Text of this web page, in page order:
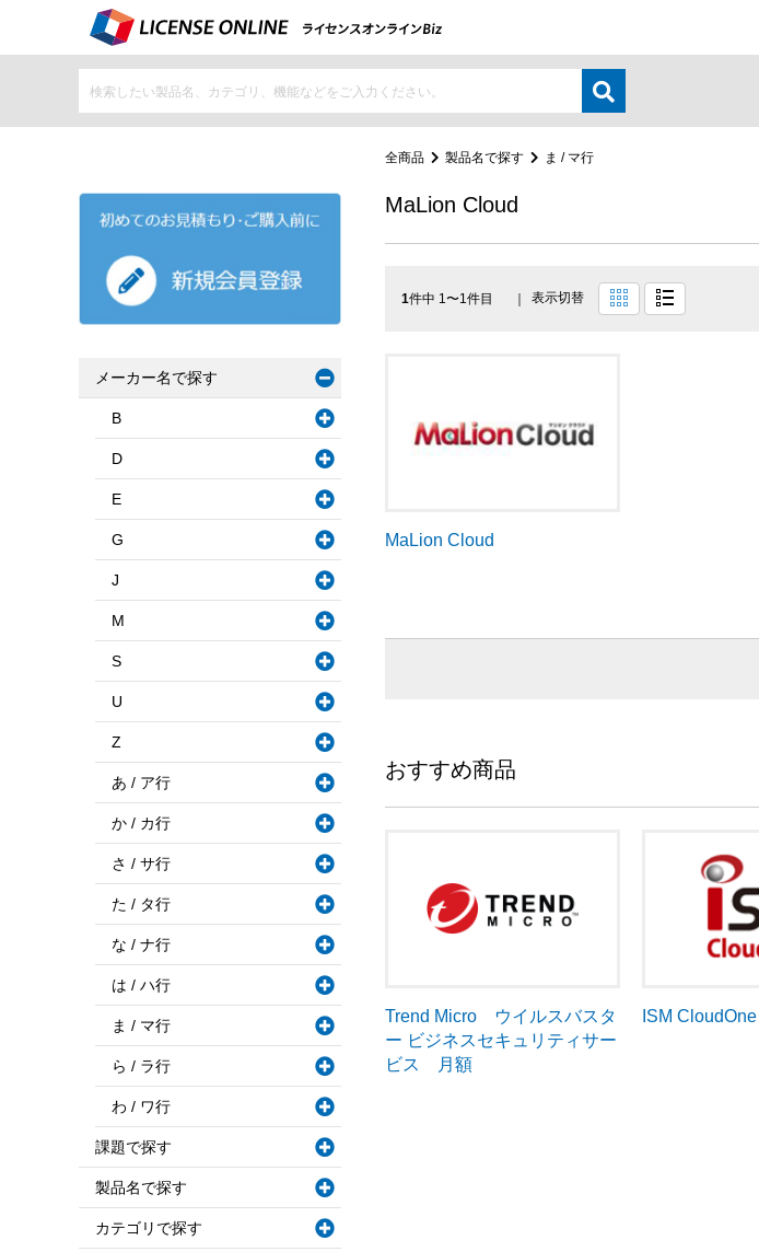
全商品 製品名で探す ま / マ行
MaLion Cloud
1件中 1〜1件目 表示切替
MaLion Cloud
おすすめ商品
Trend Micro ウイルスバスタ
ー ビジネスセキュリティサー
ビス 月額
ISM CloudOne
メーカー名で探す
B
D
E
G
J
M
S
U
Z
あ / ア行
か / カ行
さ / サ行
た / タ行
な / ナ行
は / ハ行
ま / マ行
ら / ラ行
わ / ワ行
課題で探す
製品名で探す
カテゴリで探す